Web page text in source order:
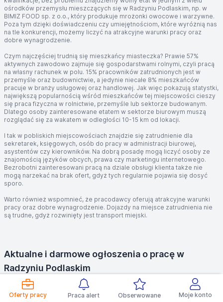
Oferty pracy Praca alert Obserwowane Moje konto
ośrodków przemysłu mieszczących się w Radzyniu Podlaskim, np. w
BIMIZ FOOD sp. z o.o., który produkuje mrożonki owocowe i warzywne.
Poza tym dzięki doświadczeniu czy umiejętnościom, które wyróżnią nas
na tle konkurencji, możemy liczyć na atrakcyjne warunki pracy oraz
dobre wynagrodzenie.
Czym najczęściej trudnią się mieszkańcy miasteczka? Prawie 57%
aktywnych zawodowo zajmuje się gospodarstwami rolnymi, czyli pracą
na własny rachunek w polu. 15% pracowników zatrudnionych jest w
przemyśle oraz budownictwie, a jedynie niecałe 8% mieszkańców
pracuje w branży usługowej oraz handlowej. Jak więc pokazują statystki,
największą popularnością wśród mieszkańców tej miejscowości cieszy
się praca fizyczna w rolnictwie, przemyśle lub sektorze budowanym.
Dlatego osoby zainteresowane etatem w sektorze biurowym muszą
rozglądać się za wakatem w odległości 10-15 km od lokacji.
I tak w pobliskich miejscowościach znajdzie się zatrudnienie dla
sekretarek, księgowych, osób do pracy w administracji biurowej,
asystentów czy kierowników. Na dobrą posadę mogą liczyć osoby ze
znajomością języków obcych, prawa czy marketingu internetowego.
Bezrobotni zainteresowani pracą na dziale obsługi klienta także nie
mogą narzekać na brak ofert, gdyż tych regularnie pojawia się dosyć
sporo.
Warto również wspomnieć, że pracodawcy oferują atrakcyjne warunki
pracy oraz dobre wynagrodzenie. Dojazdy na miejsce zatrudnienia nie
są trudne, gdyż rozwinięty jest transport miejski.
Aktualne i darmowe ogłoszenia o pracę w
Radzyniu Podlaskim
Obecnie w Radzyniu Podlaskim pracodawcy poszukują kucharzy do
małej gastronomii, kierowców do rozwożenia towarów z prawem jazdy
kategorii C+E, operatorów pompy do betonu, przedstawiciela sklepu